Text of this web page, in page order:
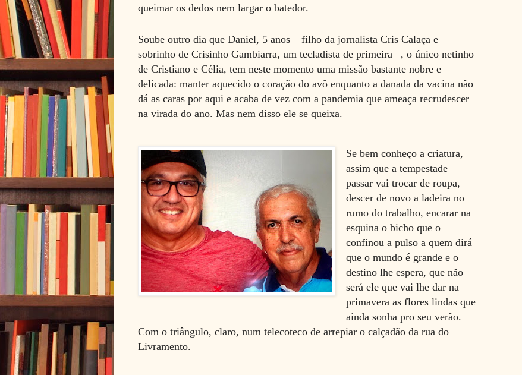
queimar os dedos nem largar o batedor.
Soube outro dia que Daniel, 5 anos – filho da jornalista Cris Calaça e
sobrinho de Crisinho Gambiarra, um tecladista de primeira –, o único netinho
de Cristiano e Célia, tem neste momento uma missão bastante nobre e
delicada: manter aquecido o coração do avô enquanto a danada da vacina não
dá as caras por aqui e acaba de vez com a pandemia que ameaça recrudescer
na virada do ano. Mas nem disso ele se queixa.
Se bem conheço a criatura,
assim que a tempestade
passar vai trocar de roupa,
descer de novo a ladeira no
rumo do trabalho, encarar na
esquina o bicho que o
confinou a pulso a quem dirá
que o mundo é grande e o
destino lhe espera, que não
será ele que vai lhe dar na
primavera as flores lindas que
ainda sonha pro seu verão.
Com o triângulo, claro, num telecoteco de arrepiar o calçadão da rua do
Livramento.